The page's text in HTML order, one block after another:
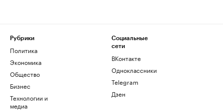
Рубрики
Политика
Экономика
Общество
Бизнес
Технологии и
медиа
Социальные
сети
ВКонтакте
Одноклассники
Telegram
Дзен